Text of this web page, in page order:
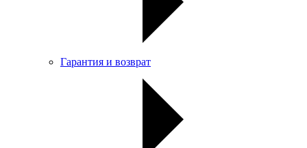
Гарантия и возврат